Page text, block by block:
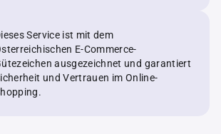
Service ist mit dem
E-Commerce-
ausgezeichnet und garantiert
und Vertrauen im Online-